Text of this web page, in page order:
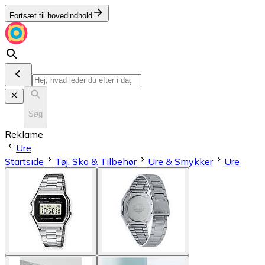
Fortsæt til hovedindhold
Søg
Reklame
Ure
Startside
Tøj, Sko & Tilbehør Ure & Smykker Ure